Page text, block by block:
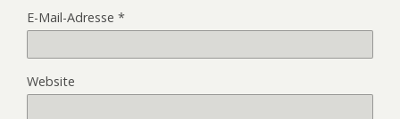
E-Mail-Adresse *
Website